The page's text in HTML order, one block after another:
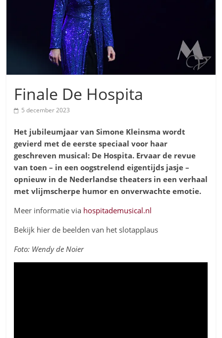
Finale De Hospita
5 december 2023
Het jubileumjaar van Simone Kleinsma wordt
gevierd met de eerste speciaal voor haar
geschreven musical: De Hospita. Ervaar de revue
van toen – in een oogstrelend eigentijds jasje –
opnieuw in de Nederlandse theaters in een verhaal
met vlijmscherpe humor en onverwachte emotie.
Meer informatie via hospitademusical.nl
Bekijk hier de beelden van het slotapplaus
Foto: Wendy de Noier